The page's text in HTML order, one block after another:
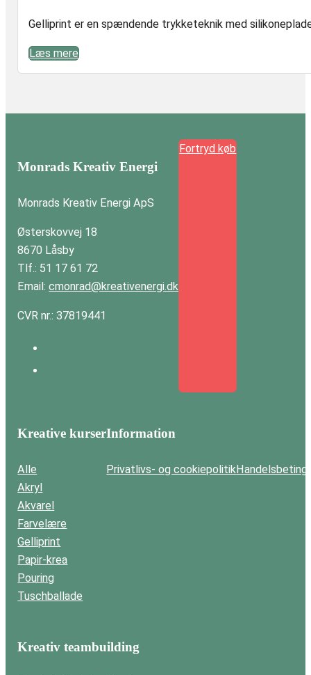
Gelliprint er en spændende trykketeknik med
Læs mere
Monrads Kreativ Energi
Monrads Kreativ Energi ApS
Østerskovvej 18
8670 Låsby
Tlf.: 51 17 61 72
Email:cmonrad@kreativenergi.dk
CVR nr.: 37819441
Fortryd køb
Kreative kurser
Alle
Akryl
Akvarel
Farvelære
Gelliprint
Papir-krea
Pouring
Tuschballade
Information
Privatlivs- og cookiepolitik
Kreativ teambuilding